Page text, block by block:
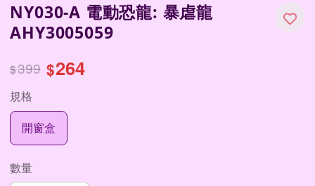
NY030-A 電動恐龍: 暴虐龍
AHY3005059
$399 $264
規格
開窗盒
數量